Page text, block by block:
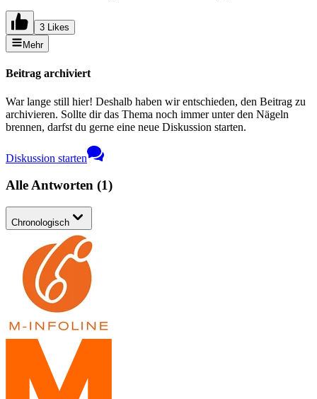
3 Likes
Mehr
Beitrag archiviert
War lange still hier! Deshalb haben wir entschieden, den Beitrag zu
archivieren. Sollte dir das Thema noch immer unter den Nägeln
brennen, darfst du gerne eine neue Diskussion starten.
Diskussion starten
Alle Antworten (1)
Chronologisch